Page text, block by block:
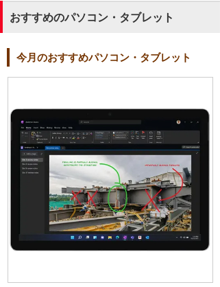
おすすめのパソコン・タブレット
今月のおすすめパソコン・タブレット